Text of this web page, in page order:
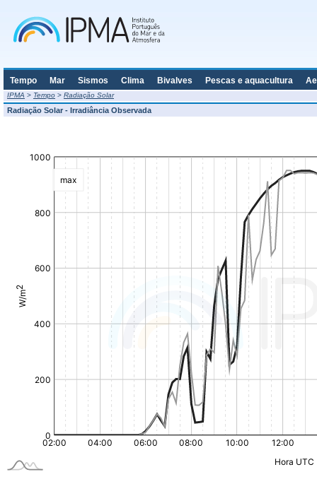
Tempo Mar Sismos Clima Bivalves Pescas e aquacultura
IPMA > Tempo > Radiação Solar
Radiação Solar - Irradiância Observada